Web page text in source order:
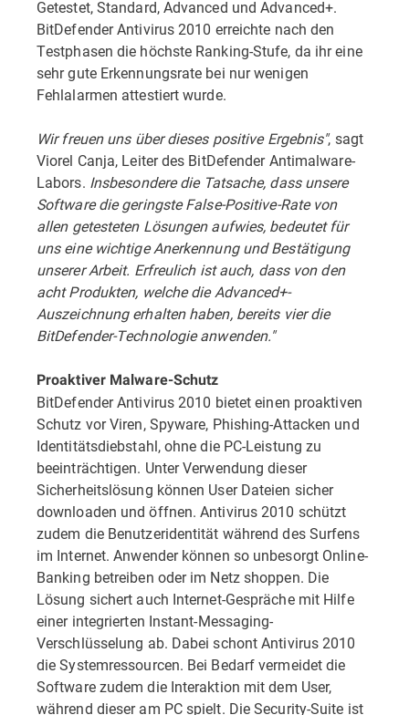
Getestet, Standard, Advanced und Advanced+.
BitDefender Antivirus 2010 erreichte nach den
Testphasen die höchste Ranking-Stufe, da ihr eine
sehr gute Erkennungsrate bei nur wenigen
Fehlalarmen attestiert wurde.
Wir freuen uns über dieses positive Ergebnis", sagt
Viorel Canja, Leiter des BitDefender Antimalware-
Labors. Insbesondere die Tatsache, dass unsere
Software die geringste False-Positive-Rate von
allen getesteten Lösungen aufwies, bedeutet für
uns eine wichtige Anerkennung und Bestätigung
unserer Arbeit. Erfreulich ist auch, dass von den
acht Produkten, welche die Advanced+-
Auszeichnung erhalten haben, bereits vier die
BitDefender-Technologie anwenden."
Proaktiver Malware-Schutz
BitDefender Antivirus 2010 bietet einen proaktiven
Schutz vor Viren, Spyware, Phishing-Attacken und
Identitätsdiebstahl, ohne die PC-Leistung zu
beeinträchtigen. Unter Verwendung dieser
Sicherheitslösung können User Dateien sicher
downloaden und öffnen. Antivirus 2010 schützt
zudem die Benutzeridentität während des Surfens
im Internet. Anwender können so unbesorgt Online-
Banking betreiben oder im Netz shoppen. Die
Lösung sichert auch Internet-Gespräche mit Hilfe
einer integrierten Instant-Messaging-
Verschlüsselung ab. Dabei schont Antivirus 2010
die Systemressourcen. Bei Bedarf vermeidet die
Software zudem die Interaktion mit dem User,
während dieser am PC spielt. Die Security-Suite ist